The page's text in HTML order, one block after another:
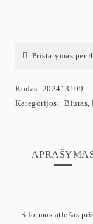
Pristatymas per
Kodas: 202413109
Kategorijos: Biuras,
S formos atlošas